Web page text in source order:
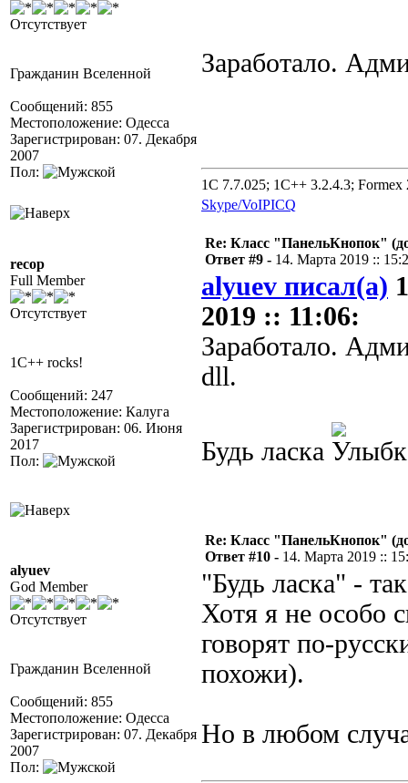
Отсутствует
Гражданин Вселенной
Сообщений: 855
Местоположение: Одесса
Зарегистрирован: 07. Декабря
2007
Пол:
Заработало.
1C 7.7.025; 1C++ 3.2.4.3; Formex
Skype/VoIPICQ
recop
Full Member
Отсутствует
1C++ rocks!
Сообщений: 247
Местоположение: Калуга
Зарегистрирован: 06. Июня
2017
Пол:
Re: Класс "ПанельКнопок"
Ответ #9 - 14. Марта 2019 ::
alyuev писал(а)
2019 :: 11:06:
Заработало.
dll.
Будь ласка
alyuev
God Member
Отсутствует
Гражданин Вселенной
Сообщений: 855
Местоположение: Одесса
Зарегистрирован: 07. Декабря
2007
Пол:
Re: Класс "ПанельКнопок"
Ответ #10 - 14. Марта 2019 ::
"Будь ласка" -
Хотя я не особо
говорят по-
похожи).
Но в любом